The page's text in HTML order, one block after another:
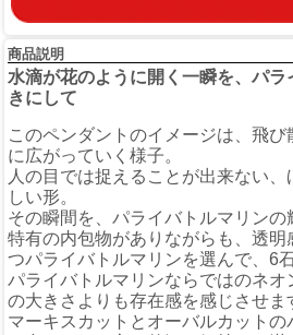
商品説明
水滴が花のように開く一瞬を、パ
きにして
このペンダントのイメージは、飛び
に広がっていく様子。
人の目では捉えることが出来ない
しい形。
その瞬間を、パライバトルマリンの
特有の内包物がありながらも、透
つパライバトルマリンを選んで、6
パライバトルマリンならではのネ
の大きさよりも存在感を感じさせま
マーキスカットとオーバルカットの